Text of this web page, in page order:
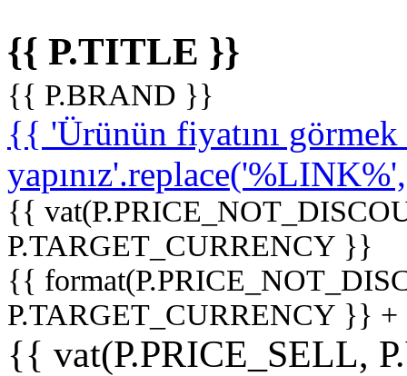
{{ P.TITLE }}
{{ P.BRAND }}
{{ 'Ürünün fiyatını
{{
P.TARGET_CURRENCY }}
{{
P.TARGET_CURRENCY }}
{{ vat(P.PRICE_SELL,